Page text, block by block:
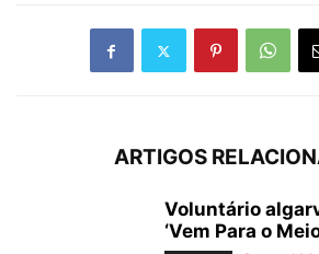
ARTIGOS
Voluntário
‘Vem Para o